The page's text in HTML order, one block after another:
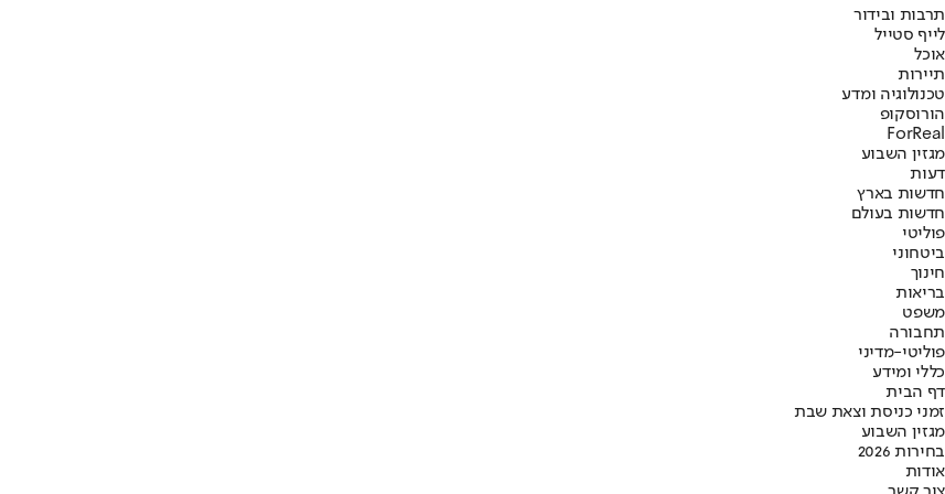
תרבות ובידור
לייף סטייל
אוכל
תיירות
טכנולוגיה ומדע
הורוסקופ
ForReal
מגזין השבוע
דעות
חדשות בארץ
חדשות בעולם
פוליטי
ביטחוני
חינוך
בריאות
משפט
תחבורה
פוליטי-מדיני
כללי ומידע
דף הבית
זמני כניסת וצאת שבת
מגזין השבוע
בחירות 2026
אודות